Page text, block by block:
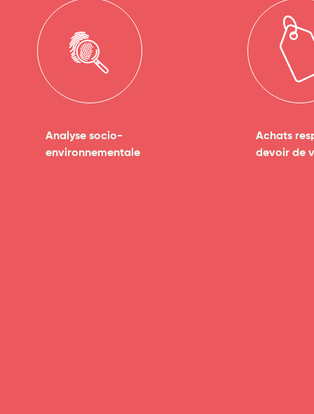
Analyse socio-
environnementale
Achats
devoir de